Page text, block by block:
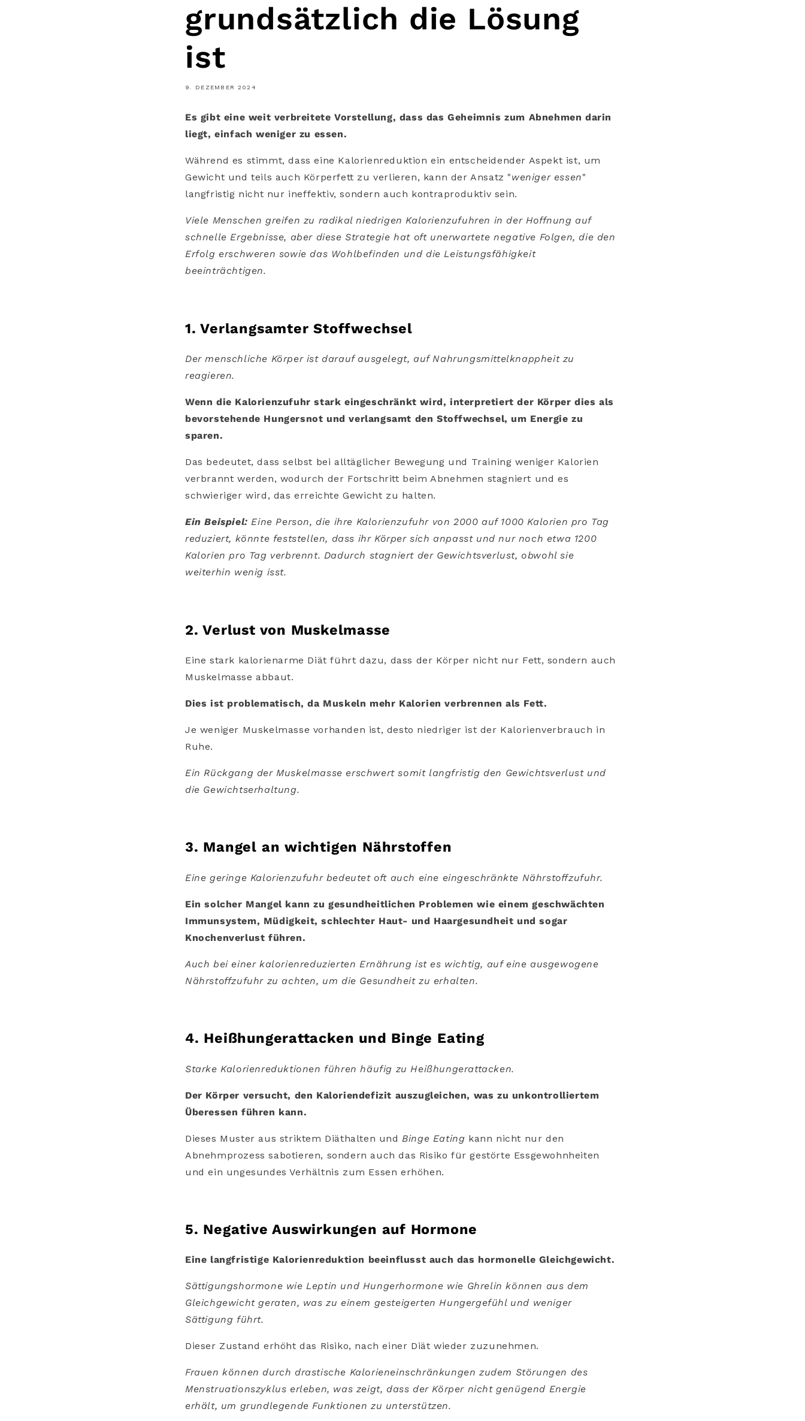
grundsätzlich die Lösung
ist
9. DEZEMBER 2024
Es gibt eine weit verbreitete Vorstellung, dass das Geheimnis zum Abnehmen darin
liegt, einfach weniger zu essen.
Während es stimmt, dass eine Kalorienreduktion ein entscheidender Aspekt ist, um
Gewicht und teils auch Körperfett zu verlieren, kann der Ansatz "weniger essen"
langfristig nicht nur ineffektiv, sondern auch kontraproduktiv sein.
Viele Menschen greifen zu radikal niedrigen Kalorienzufuhren in der Hoffnung auf
schnelle Ergebnisse, aber diese Strategie hat oft unerwartete negative Folgen, die den
Erfolg erschweren sowie das Wohlbefinden und die Leistungsfähigkeit
beeinträchtigen.
1. Verlangsamter Stoffwechsel
Der menschliche Körper ist darauf ausgelegt, auf Nahrungsmittelknappheit zu
reagieren.
Wenn die Kalorienzufuhr stark eingeschränkt wird, interpretiert der Körper dies als
bevorstehende Hungersnot und verlangsamt den Stoffwechsel, um Energie zu
sparen.
Das bedeutet, dass selbst bei alltäglicher Bewegung und Training weniger Kalorien
verbrannt werden, wodurch der Fortschritt beim Abnehmen stagniert und es
schwieriger wird, das erreichte Gewicht zu halten.
Ein Beispiel: Eine Person, die ihre Kalorienzufuhr von 2000 auf 1000 Kalorien pro Tag
reduziert, könnte feststellen, dass ihr Körper sich anpasst und nur noch etwa 1200
Kalorien pro Tag verbrennt. Dadurch stagniert der Gewichtsverlust, obwohl sie
weiterhin wenig isst.
2. Verlust von Muskelmasse
Eine stark kalorienarme Diät führt dazu, dass der Körper nicht nur Fett, sondern auch
Muskelmasse abbaut.
Dies ist problematisch, da Muskeln mehr Kalorien verbrennen als Fett.
Je weniger Muskelmasse vorhanden ist, desto niedriger ist der Kalorienverbrauch in
Ruhe.
Ein Rückgang der Muskelmasse erschwert somit langfristig den Gewichtsverlust und
die Gewichtserhaltung.
3. Mangel an wichtigen Nährstoffen
Eine geringe Kalorienzufuhr bedeutet oft auch eine eingeschränkte Nährstoffzufuhr.
Ein solcher Mangel kann zu gesundheitlichen Problemen wie einem geschwächten
Immunsystem, Müdigkeit, schlechter Haut- und Haargesundheit und sogar
Knochenverlust führen.
Auch bei einer kalorienreduzierten Ernährung ist es wichtig, auf eine ausgewogene
Nährstoffzufuhr zu achten, um die Gesundheit zu erhalten.
4. Heißhungerattacken und Binge Eating
Starke Kalorienreduktionen führen häufig zu Heißhungerattacken.
Der Körper versucht, den Kaloriendefizit auszugleichen, was zu unkontrolliertem
Überessen führen kann.
Dieses Muster aus striktem Diäthalten und Binge Eating kann nicht nur den
Abnehmprozess sabotieren, sondern auch das Risiko für gestörte Essgewohnheiten
und ein ungesundes Verhältnis zum Essen erhöhen.
5. Negative Auswirkungen auf Hormone
Eine langfristige Kalorienreduktion beeinflusst auch das hormonelle Gleichgewicht.
Sättigungshormone wie Leptin und Hungerhormone wie Ghrelin können aus dem
Gleichgewicht geraten, was zu einem gesteigerten Hungergefühl und weniger
Sättigung führt.
Dieser Zustand erhöht das Risiko, nach einer Diät wieder zuzunehmen.
Frauen können durch drastische Kalorieneinschränkungen zudem Störungen des
Menstruationszyklus erleben, was zeigt, dass der Körper nicht genügend Energie
erhält, um grundlegende Funktionen zu unterstützen.